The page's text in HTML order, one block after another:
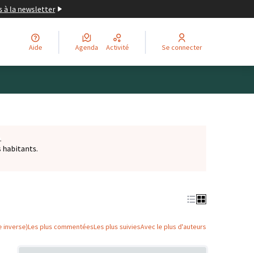
à la newsletter
Aide Agenda Activité Se connecter
habitants.
inverse)Les plus commentéesLes plus suiviesAvec le plus d'auteurs